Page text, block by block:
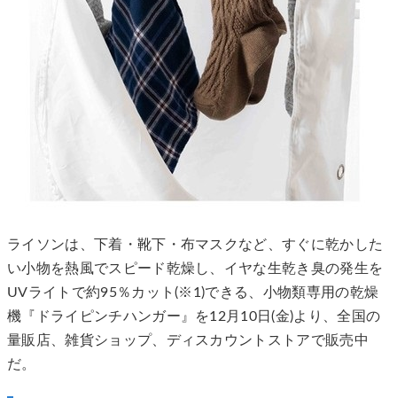
ライソンは、下着・靴下・布マスクなど、すぐに乾かした
い小物を熱風でスピード乾燥し、イヤな生乾き臭の発生を
UVライトで約95％カット(※1)できる、小物類専用の乾燥
機『ドライピンチハンガー』を12月10日(金)より、全国の
量販店、雑貨ショップ、ディスカウントストアで販売中
だ。